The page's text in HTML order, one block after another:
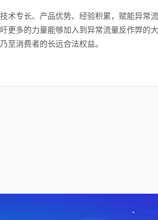
术专长、产品优势、经验积累，赋能异常
多的力量能够加入到异常流量反作弊的大
至消费者的长远合法权益。